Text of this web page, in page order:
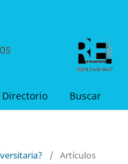
Directorio Buscar
/ Artículos